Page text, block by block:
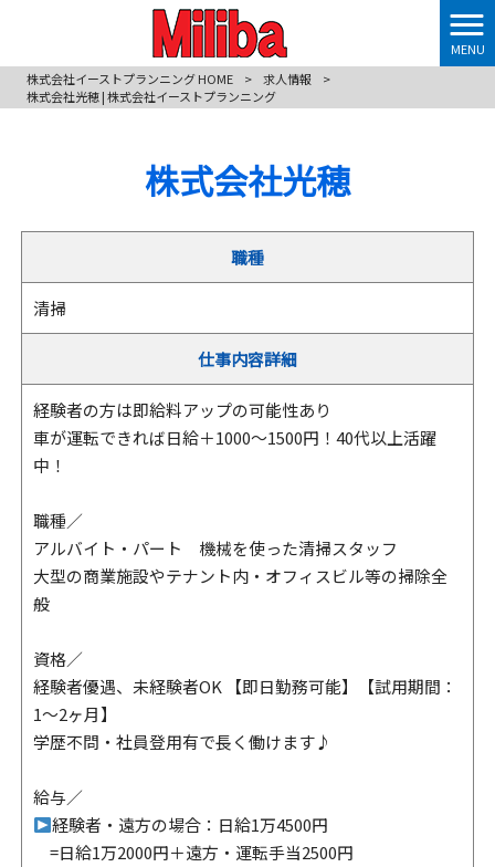
MENU
株式会社イーストプランニング HOME
> 求人情報
>
株式会社光穂 | 株式会社イーストプランニング
株式会社光穂
職種
清掃
仕事内容詳細
経験者の方は即給料アップの可能性あり
車が運転できれば日給＋1000～1500円！40代以上活躍
中！
職種／
アルバイト・パート 機械を使った清掃スタッフ
大型の商業施設やテナント内・オフィスビル等の掃除全
般
資格／
経験者優遇、未経験者OK 【即日勤務可能】【試用期間：
1～2ヶ月】
学歴不問・社員登用有で長く働けます♪
給与／
経験者・遠方の場合：日給1万4500円
=日給1万2000円＋遠方・運転手当2500円